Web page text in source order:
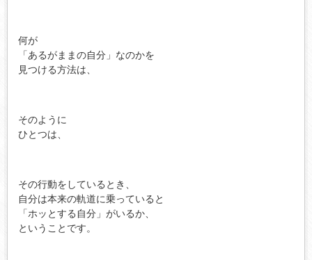
何が
「あるがままの自分」なのかを
見つける方法は、
そのように
ひとつは、
その行動をしているとき、
自分は本来の軌道に乗っていると
「ホッとする自分」がいるか、
ということです。